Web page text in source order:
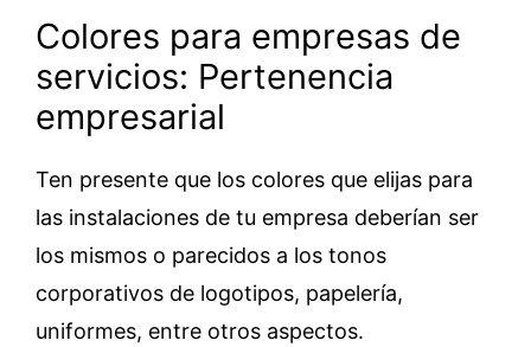
Colores para empresas de
servicios: Pertenencia
empresarial
Ten presente que los colores que elijas para
las instalaciones de tu empresa deberían ser
los mismos o parecidos a los tonos
corporativos de logotipos, papelería,
uniformes, entre otros aspectos.